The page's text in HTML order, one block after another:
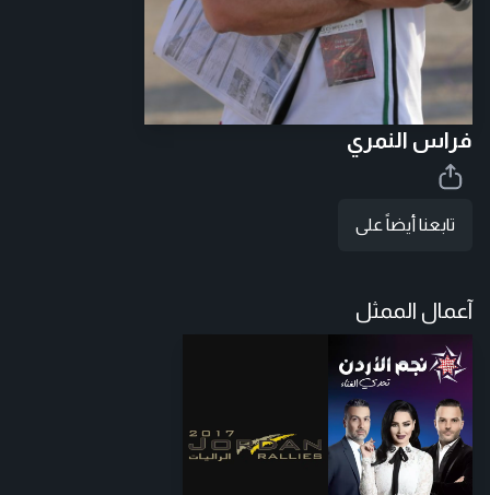
فراس النمري
تابعنا أيضاً على
آعمال الممثل